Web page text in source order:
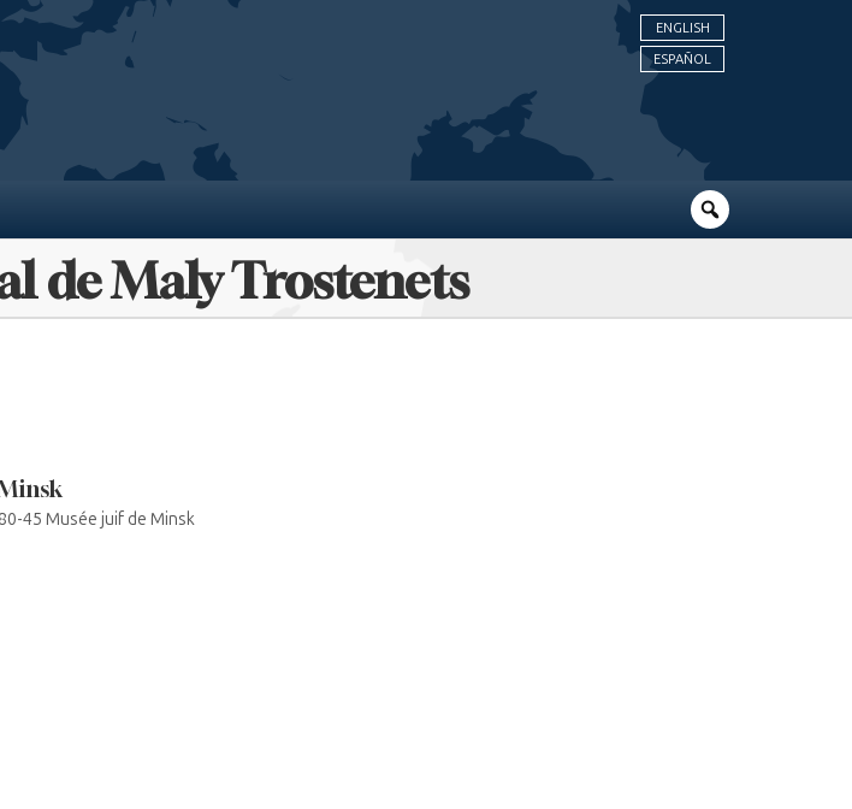
ENGLISH
ESPAÑOL
de Maly Trostenets
45 Musée juif de Minsk